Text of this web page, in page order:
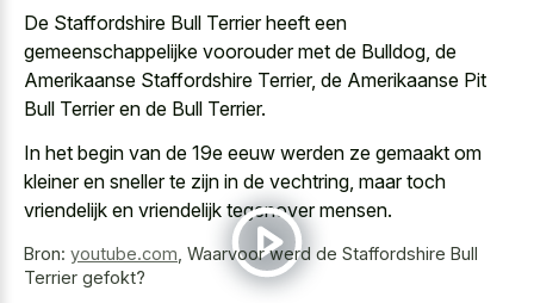
De Staffordshire Bull Terrier heeft een
gemeenschappelijke voorouder met de Bulldog, de
Amerikaanse Staffordshire Terrier, de Amerikaanse Pit
Bull Terrier en de Bull Terrier.
In het begin van de 19e eeuw werden ze gemaakt om
kleiner en sneller te zijn in de vechtring, maar toch
vriendelijk en vriendelijk tegenover mensen.
Bron: youtube.com Waarvoor werd de Staffordshire Bull
Terrier gefokt?